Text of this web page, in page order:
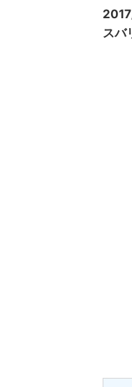
スバ